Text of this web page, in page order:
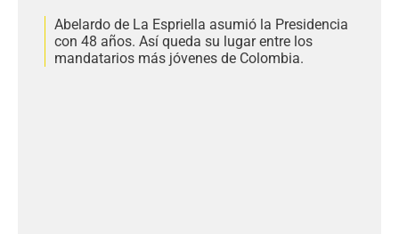
Abelardo de La Espriella asumió la Presidencia
con 48 años. Así queda su lugar entre los
mandatarios más jóvenes de Colombia.